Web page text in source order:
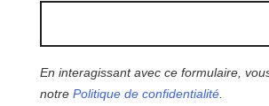
En interagissant avec ce formulaire,
notrePolitique de confidentialité.